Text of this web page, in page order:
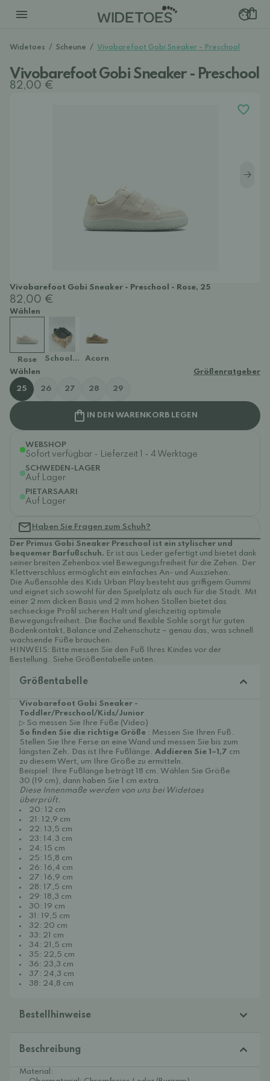
Widetoes / Scheune / Vivobarefoot Gobi Sneaker - Preschool
Vivobarefoot Gobi Sneaker - Preschool
82,00 €
Vivobarefoot Gobi Sneaker - Preschool - Rose, 25
82,00 €
Wählen
Rose School Obsidian
Acorn
Wählen
Größenratgeber
25 26 27 28 29
IN DEN WARENKORB LEGEN
WEBSHOP
Sofort verfügbar - Lieferzeit 1 - 4 Werktage
SCHWEDEN-LAGER
Auf Lager
PIETARSAARI
Auf Lager
Haben Sie Fragen zum Schuh?
Der Primus Gobi Sneaker Preschool ist ein stylischer und
bequemer Barfußschuh. Er ist aus Leder gefertigt und bietet dank
seiner breiten Zehenbox viel Bewegungsfreiheit für die Zehen. Der
Klettverschluss ermöglicht ein einfaches An- und Ausziehen.
Die Außensohle des Kids Urban Play besteht aus griffigem Gummi
und eignet sich sowohl für den Spielplatz als auch für die Stadt. Mit
einer 2 mm dicken Basis und 2 mm hohen Stollen bietet das
sechseckige Profil sicheren Halt und gleichzeitig optimale
Bewegungsfreiheit. Die flache und flexible Sohle sorgt für guten
Bodenkontakt, Balance und Zehenschutz – genau das, was schnell
wachsende Füße brauchen.
HINWEIS: Bitte messen Sie den Fuß Ihres Kindes vor der
Bestellung. Siehe Größentabelle unten.
Größentabelle
Vivobarefoot Gobi Sneaker -
Toddler/Preschool/Kids/Junior
▷ So messen Sie Ihre Füße (Video)
So finden Sie die richtige Größe : Messen Sie Ihren Fuß.
Stellen Sie Ihre Ferse an eine Wand und messen Sie bis zum
längsten Zeh. Das ist Ihre Fußlänge. Addieren Sie 1–1,7 cm
zu diesem Wert, um Ihre Größe zu ermitteln.
Beispiel: Ihre Fußlänge beträgt 18 cm. Wählen Sie Größe
30 (19 cm), dann haben Sie 1 cm extra.
Diese Innenmaße werden von uns bei Widetoes
überprüft.
20: 12 cm
21: 12,9 cm
22: 13,5 cm
23: 14.3 cm
24: 15 cm
25: 15,8 cm
26: 16,4 cm
27: 16,9 cm
28: 17,5 cm
29: 18,3 cm
30: 19 cm
31: 19,5 cm
32: 20 cm
33: 21 cm
34: 21,5 cm
35: 22,5 cm
36: 23,3 cm
37: 24,3 cm
38: 24,8 cm
Bestellhinweise
Beschreibung
Material: